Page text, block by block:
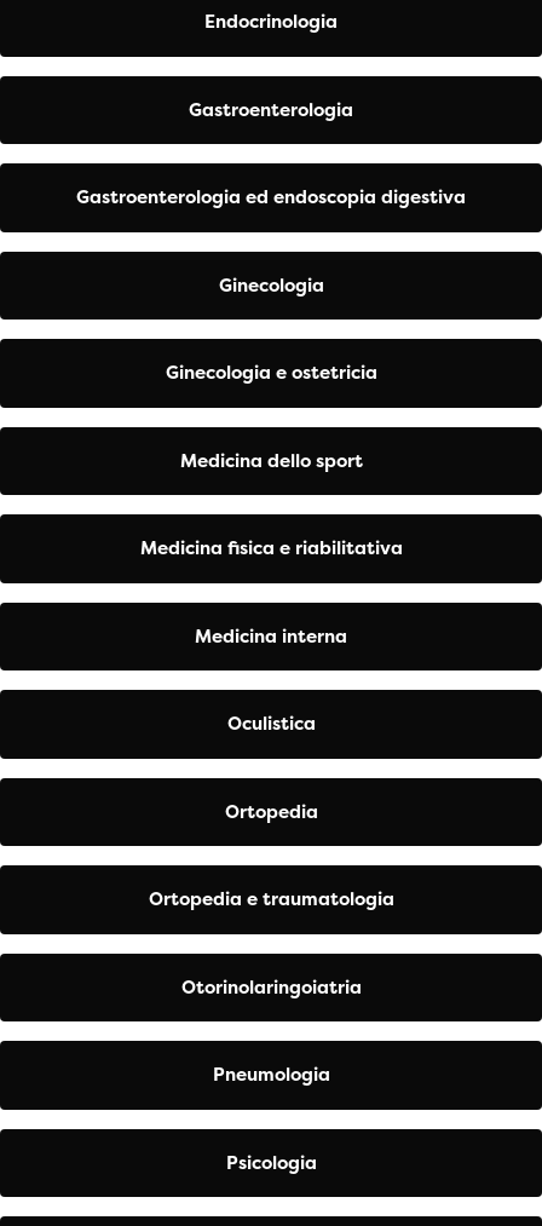
Endocrinologia
Gastroenterologia
Gastroenterologia ed endoscopia digestiva
Ginecologia
Ginecologia e ostetricia
Medicina dello sport
Medicina fisica e riabilitativa
Medicina interna
Oculistica
Ortopedia
Ortopedia e traumatologia
Otorinolaringoiatria
Pneumologia
Psicologia